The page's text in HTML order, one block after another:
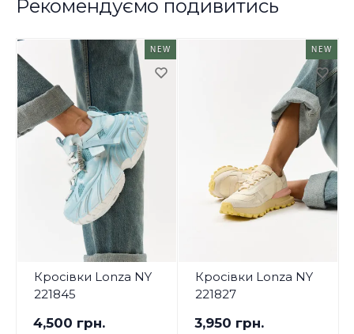
Рекомендуємо подивитись
NEW
Кросівки Lonza NY
221845
4,500 грн.
NEW
Кросівки Lonza NY
221827
3,950 грн.